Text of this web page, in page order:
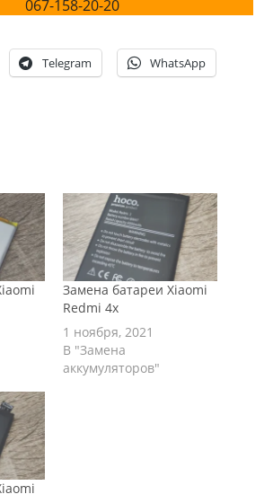
067-158-20-20
Telegram WhatsApp
Замена батареи Xiaomi
Redmi 4x
1 ноября, 2021
В "Замена
аккумуляторов"